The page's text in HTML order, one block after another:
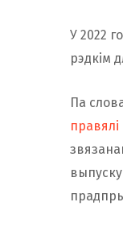
У 2022
рэдкім
Па